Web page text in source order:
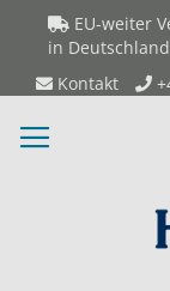
Direkt
zum
Inhalt
EU-weiter
in Deutschland
Kontakt